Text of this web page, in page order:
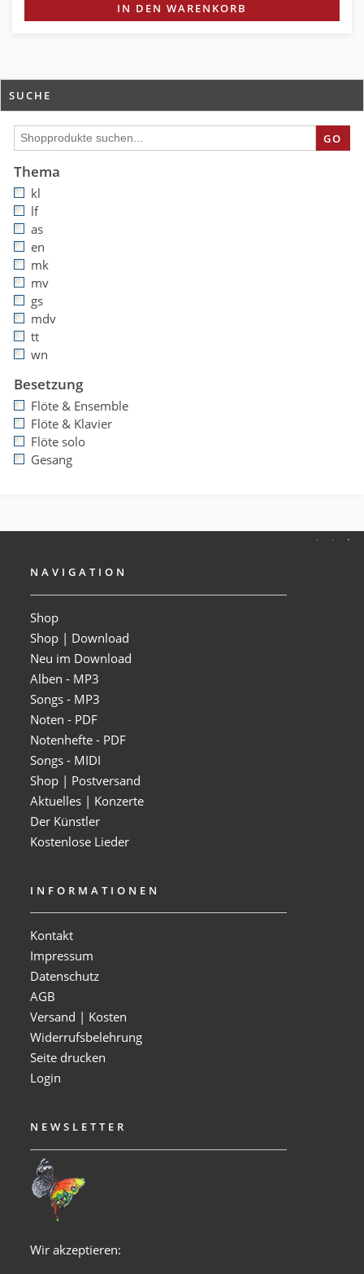
IN DEN WARENKORB
SUCHE
GO
Thema
kl
lf
as
en
mk
mv
gs
mdv
tt
wn
Besetzung
Flöte & Ensemble
Flöte & Klavier
Flöte solo
Gesang
NAVIGATION
Shop
Shop | Download
Neu im Download
Alben - MP3
Songs - MP3
Noten - PDF
Notenhefte - PDF
Songs - MIDI
Shop | Postversand
Aktuelles | Konzerte
Der Künstler
Kostenlose Lieder
INFORMATIONEN
Kontakt
Impressum
Datenschutz
AGB
Versand | Kosten
Widerrufsbelehrung
Seite drucken
Login
NEWSLETTER
Wir akzeptieren: